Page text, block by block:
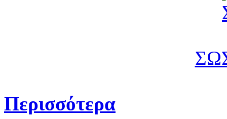
Περισσότερα